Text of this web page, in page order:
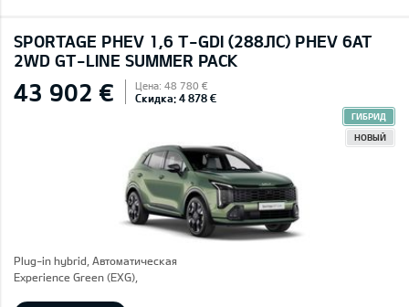
SPORTAGE PHEV 1,6 T-GDI (288ЛС) PHEV 6AT
2WD GT-LINE SUMMER PACK
43 902 € Цена: 48 780 €
Скидка: 4 878 €
ГИБРИД
НОВЫЙ
Plug-in hybrid, Автоматическая
Experience Green (EXG),